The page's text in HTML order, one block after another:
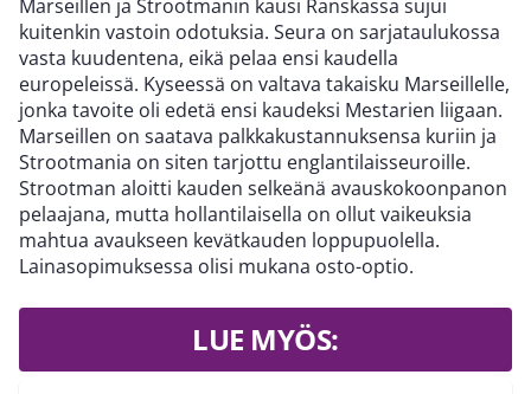
Marseillen ja Strootmanin kausi Ranskassa sujui
kuitenkin vastoin odotuksia. Seura on sarjataulukossa
vasta kuudentena, eikä pelaa ensi kaudella
europeleissä. Kyseessä on valtava takaisku Marseillelle,
jonka tavoite oli edetä ensi kaudeksi Mestarien liigaan.
Marseillen on saatava palkkakustannuksensa kuriin ja
Strootmania on siten tarjottu englantilaisseuroille.
Strootman aloitti kauden selkeänä avauskokoonpanon
pelaajana, mutta hollantilaisella on ollut vaikeuksia
mahtua avaukseen kevätkauden loppupuolella.
Lainasopimuksessa olisi mukana osto-optio.
LUE MYÖS: